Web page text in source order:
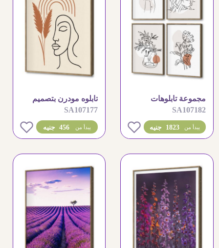
مجموعة تابلوهات
مودرن بتصميم خطي
مميز
SA107182
1823 جنيه يبدأ من
تابلوه مودرن بتصميم
وجه تجريدي مميز
SA107177
456 جنيه يبدأ من